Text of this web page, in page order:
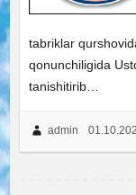
tabriklar
qonunchiligida
tanishitirib…
admin